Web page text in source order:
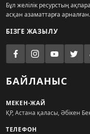
Бұл желілік ресурстың
асқан азаматтарға арналған.
БІЗГЕ ЖАЗЫЛУ
БАЙЛАНЫС
МЕКЕН-ЖАЙ
ҚР, Астана қаласы, Әбікен
ТЕЛЕФОН